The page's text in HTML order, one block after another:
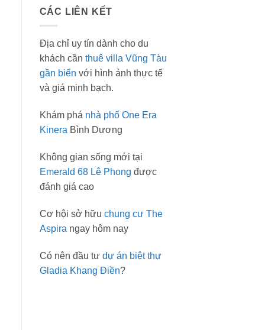
CÁC LIÊN KẾT
Địa chỉ uy tín dành cho du
khách cần thuê villa Vũng Tàu
gần biển với hình ảnh thực tế
và giá minh bạch.
Khám phá nhà phố One Era
Kinera Bình Dương
Không gian sống mới tại
Emerald 68 Lê Phong được
đánh giá cao
Cơ hội sở hữu chung cư The
Aspira ngay hôm nay
Có nên đầu tư dự án biệt thự
Gladia Khang Điền?